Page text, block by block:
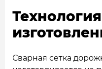
Сварная сетка